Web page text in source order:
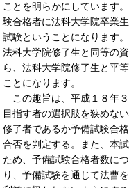
ことを明らかにしています
験合格者に法科大学院卒業
試験ということになります
法科大学院修了生と同等の
ら、法科大学院修了生と平
ことになります。
この趣旨は、平成１８年
目指す者の選択肢を狭めな
修了者であるか予備試験合
合否を判定する。また、本
ため、予備試験合格者数に
り、予備試験を通じて法曹